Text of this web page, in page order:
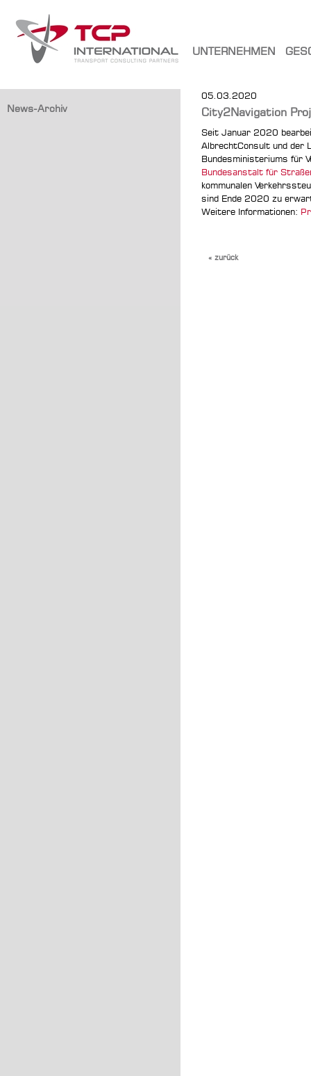
UNTERNEHMEN
News-Archiv
05.03.2020
City2Navigation
Seit Januar 2020
AlbrechtConsult und
Bundesministeriums für
Bundesanstalt für
kommunalen
sind Ende 2020 zu
Weitere Informationen:
« zurück